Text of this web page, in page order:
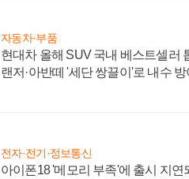
자동차·부품
현대차 올해 SUV 국내 베스트셀러
랜저·아반떼 '세단 쌍끌이'로 내수 방
전자·전기·정보통신
아이폰18 '메모리 부족'에 출시 지